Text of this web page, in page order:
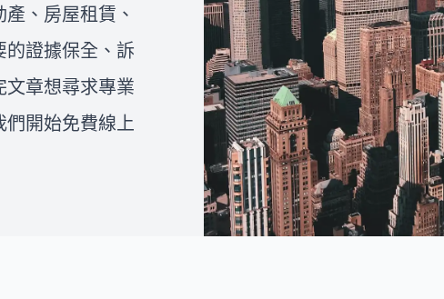
養費、探視權，以及夫妻共同財
產的分配。如果您想進一步了解
如何撰寫離婚協議書，或者想了
解在面臨家暴、外遇等情況下是
否可以提出訴訟離婚，您都可以
在下方的文章中找到詳細的解
答。我們希望透過這些資訊，能
夠幫助您克服婚姻中的困境，並
為您的未來帶來更好的展望。
法律Follow me是由一群專業律
師和法律人一同組成的團隊，致
力為複雜的法律問題提供專業且
易懂的視覺化處理流程，協助民
眾一步一步解決問題。
、房屋租賃、
證據保全、訴
章想尋求專業
開始免費線上